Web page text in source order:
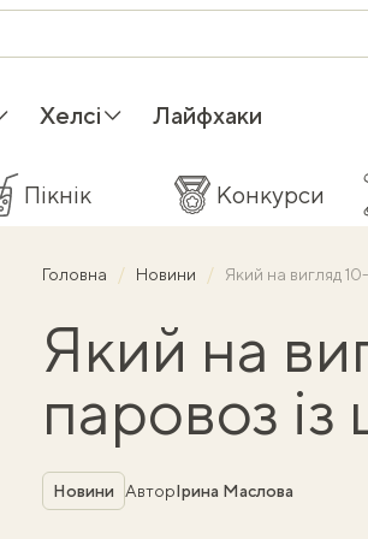
Хелсі Лайфхаки
Пікнік Конкурси
Головна Новини Який на вигляд
Який на
паровоз
Рубрика
Новини АвторІрина Маслова